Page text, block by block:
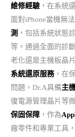
維修經驗 ，在系統
面對iPhone當機無
測 ，包括系統狀態
等。通過全面的診
老化還是主機板晶
系統還原服務，在
問題，Dr.A具備主
復電源管理晶片等
保固保障 ，作為
廠零件和專業工具